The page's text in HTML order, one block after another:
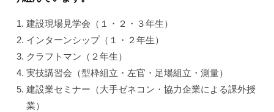
ア
教
育
建設現場見学会（１・２・３年生）
インターンシップ（１・２年生）
クラフトマン（２年生）
実技講習会（型枠組立・左官・足場組立・測量）
建設業セミナー（大手ゼネコン・協力企業による課外授
業）